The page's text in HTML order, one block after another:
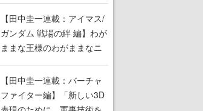
尻智さん、『ゼビウス』遠
藤雅伸さんらの貴重なエピ
ソードを収録
【田中圭一連載：アイマス/
ガンダム 戦場の絆 編】わが
ままな王様のわがままなニ
ーズを満たす！──小山順一
朗が貫く姿勢に、ゲームク
リエイターとしての矜持を
見た【若ゲのいたり最終
【田中圭一連載：バーチャ
ファイター編】「新しい3D